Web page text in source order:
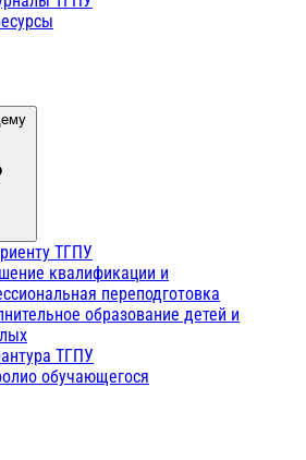
ТГПУ
квалификации и
переподготовка
образование детей и
ТГПУ
обучающегося